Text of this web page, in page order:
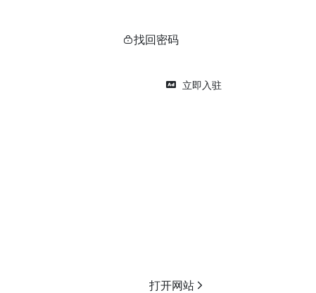
找回密码
立即入驻
打开网站